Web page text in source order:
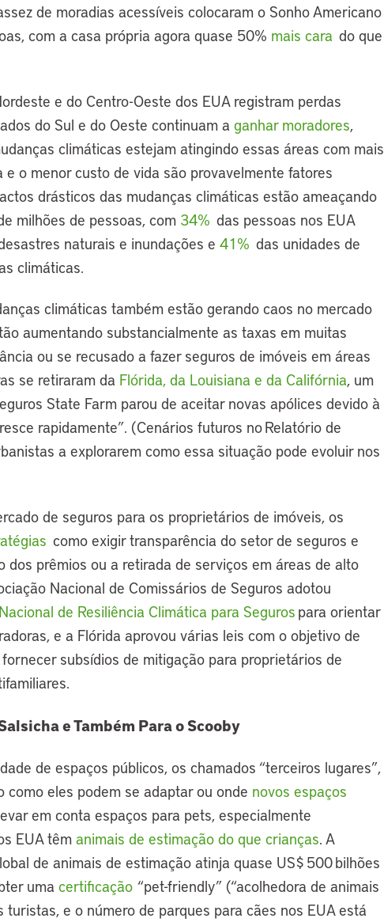
de moradias acessíveis colocaram o Sonho Americano
com a casa própria agora quase 50% mais cara do que
e do Centro-Oeste dos EUA registram perdas
do Sul e do Oeste continuam a ganhar moradores,
climáticas estejam atingindo essas áreas com mais
o menor custo de vida são provavelmente fatores
drásticos das mudanças climáticas estão ameaçando
milhões de pessoas, com 34% das pessoas nos EUA
naturais e inundações e 41% das unidades de
climáticas.
climáticas também estão gerando caos no mercado
aumentando substancialmente as taxas em muitas
ou se recusado a fazer seguros de imóveis em áreas
se retiraram da Flórida, da Louisiana e da Califórnia, um
State Farm parou de aceitar novas apólices devido à
rapidamente”. (Cenários futuros no Relatório de
a explorarem como essa situação pode evoluir nos
de seguros para os proprietários de imóveis, os
como exigir transparência do setor de seguros e
dos prêmios ou a retirada de serviços em áreas de alto
Nacional de Comissários de Seguros adotou
de Resiliência Climática para Seguros para orientar
e a Flórida aprovou várias leis com o objetivo de
subsídios de mitigação para proprietários de
e Também Para o Scooby
de espaços públicos, os chamados “terceiros lugares”,
eles podem se adaptar ou onde novos espaços
em conta espaços para pets, especialmente
EUA têm animais de estimação do que crianças. A
de animais de estimação atinja quase US$ 500 bilhões
uma certificação “pet-friendly” (“acolhedora de animais
e o número de parques para cães nos EUA está